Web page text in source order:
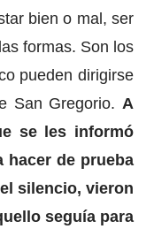
bien o mal, ser
formas. Son los
pueden dirigirse
San Gregorio. A
se les informó
hacer de prueba
silencio, vieron
seguía para